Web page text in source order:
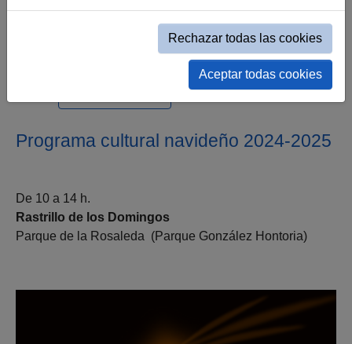
domingo 10 de noviembre a las 10:00h
Programa cultural navideño 2024-2025
De 10 a 14 h.
Rastrillo de los Domingos
Parque de la Rosaleda (Parque González Hontoria)
Rechazar todas las cookies
Aceptar todas cookies